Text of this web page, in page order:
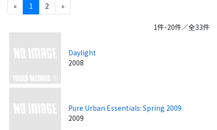
«
1 2 »
1件-20件／全33件
Daylight
2008
Pure Urban Essentials: Spring 2009
2009